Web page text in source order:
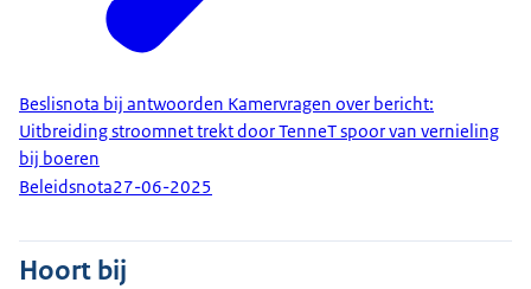
Beslisnota bij antwoorden Kamervragen over bericht:
Uitbreiding stroomnet trekt door TenneT spoor van vernieling
bij boeren
Beleidsnota27-06-2025
Hoort bij